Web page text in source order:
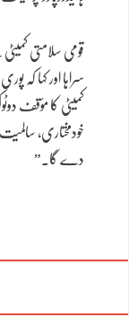
قومی سلامتی
سراہا اور کہا کہ
کمیٹی کا مؤقف
خودمختاری،
دے گا۔”